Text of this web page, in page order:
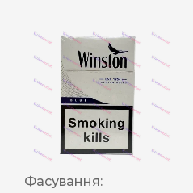
Фасування: